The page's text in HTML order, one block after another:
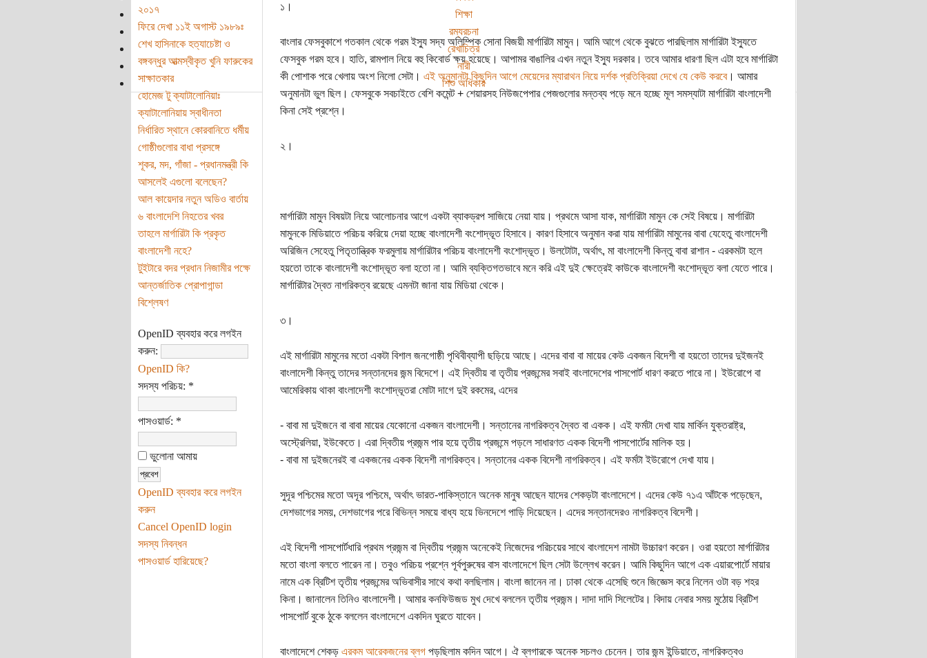
শিক্ষা
রম্যরচনা
রেখাচিত্র
নারী
শিশু অধিকার
২০১৭
ফিরে দেখা ১১ই অগাস্ট ১৯৮৯ঃ
শেখ হাসিনাকে হত্যাচেষ্টা ও
বঙ্গবন্ধুর আত্মস্বীকৃত খুনি ফারুকের
সাক্ষাতকার
হোমেজ টু ক্যাটালোনিয়াঃ
ক্যাটালোনিয়ায় স্বাধীনতা
নির্ধারিত স্থানে কোরবানিতে ধর্মীয়
গোষ্ঠীগুলোর বাধা প্রসঙ্গে
শূকর, মদ, গাঁজা - প্রধানমন্ত্রী কি
আসলেই এগুলো বলেছেন?
আল কায়েদার নতুন অডিও বার্তায়
৬ বাংলাদেশি নিহতের খবর
তাহলে মার্গারিটা কি প্রকৃত
বাংলাদেশী নহে?
টুইটারে বদর প্রধান নিজামীর পক্ষে
আন্তর্জাতিক প্রোপাগান্ডা
বিশ্লেষণ
OpenID ব্যবহার করে লগইন
করুন:
OpenID কি?
সদস্য পরিচয়: *
পাসওয়ার্ড: *
ভুলোনা আমায়
OpenID ব্যবহার করে লগইন
করুন
Cancel OpenID login
সদস্য নিবন্ধন
পাসওয়ার্ড হারিয়েছে?
১।
বাংলার ফেসবুকাশে গতকাল থেকে গরম ইস্যু সদ্য অলিম্পিক সোনা বিজয়ী মার্গারিটা মামুন। আমি আগে থেকে বুঝতে পারছিলাম মার্গারিটা ইস্যুতে
ফেসবুক গরম হবে। হাতি, রামপাল নিয়ে বহু কিবোর্ড ক্ষয় হয়েছে। আপামর বাঙালির এখন নতুন ইস্যু দরকার। তবে আমার ধারণা ছিল এটা হবে মার্গারিটা
কী পোশাক পরে খেলায় অংশ নিলো সেটা। এই অনুমানটা কিছুদিন আগে মেয়েদের ম্যারাথন নিয়ে দর্শক প্রতিক্রিয়া দেখে যে কেউ করবে। আমার
অনুমানটা ভুল ছিল। ফেসবুকে সবচাইতে বেশি কমেন্ট + শেয়ারসহ নিউজপেপার পেজগুলোর মন্তব্য পড়ে মনে হচ্ছে মূল সমস্যাটা মার্গারিটা বাংলাদেশী
কিনা সেই প্রশ্নে।
২।
মার্গারিটা মামুন বিষয়টা নিয়ে আলোচনার আগে একটা ব্যাকড্রপ সাজিয়ে নেয়া যায়। প্রথমে আসা যাক, মার্গারিটা মামুন কে সেই বিষয়ে। মার্গারিটা
মামুনকে মিডিয়াতে পরিচয় করিয়ে দেয়া হচ্ছে বাংলাদেশী বংশোদ্ভূত হিসাবে। কারণ হিসাবে অনুমান করা যায় মার্গারিটা মামুনের বাবা যেহেতু বাংলাদেশী
অরিজিন সেহেতু পিতৃতান্ত্রিক ফরমুলায় মার্গারিটার পরিচয় বাংলাদেশী বংশোদ্ভূত। উলটোটা, অর্থাৎ, মা বাংলাদেশী কিন্তু বাবা রাশান - এরকমটা হলে
হয়তো তাকে বাংলাদেশী বংশোদ্ভূত বলা হতো না। আমি ব্যক্তিগতভাবে মনে করি এই দুই ক্ষেত্রেই কাউকে বাংলাদেশী বংশোদ্ভূত বলা যেতে পারে।
মার্গারিটার দ্বৈত নাগরিকত্ব রয়েছে এমনটা জানা যায় মিডিয়া থেকে।
৩।
এই মার্গারিটা মামুনের মতো একটা বিশাল জনগোষ্ঠী পৃথিবীব্যাপী ছড়িয়ে আছে। এদের বাবা বা মায়ের কেউ একজন বিদেশী বা হয়তো তাদের দুইজনই
বাংলাদেশী কিন্তু তাদের সন্তানদের জন্ম বিদেশে। এই দ্বিতীয় বা তৃতীয় প্রজন্মের সবাই বাংলাদেশের পাসপোর্ট ধারণ করতে পারে না। ইউরোপে বা
আমেরিকায় থাকা বাংলাদেশী বংশোদ্ভূতরা মোটা দাগে দুই রকমের, এদের
- বাবা মা দুইজনে বা বাবা মায়ের যেকোনো একজন বাংলাদেশী। সন্তানের নাগরিকত্ব দ্বৈত বা একক। এই ফর্মটা দেখা যায় মার্কিন যুক্তরাষ্ট্র,
অস্ট্রেলিয়া, ইউকেতে। এরা দ্বিতীয় প্রজন্ম পার হয়ে তৃতীয় প্রজন্মে পড়লে সাধারণত একক বিদেশী পাসপোর্টের মালিক হয়।
- বাবা মা দুইজনেরই বা একজনের একক বিদেশী নাগরিকত্ব। সন্তানের একক বিদেশী নাগরিকত্ব। এই ফর্মটা ইউরোপে দেখা যায়।
সুদূর পশ্চিমের মতো অদূর পশ্চিমে, অর্থাৎ ভারত-পাকিস্তানে অনেক মানুষ আছেন যাদের শেকড়টা বাংলাদেশে। এদের কেউ ৭১এ আঁটকে পড়েছেন,
দেশভাগের সময়, দেশভাগের পরে বিভিন্ন সময়ে বাধ্য হয়ে ভিনদেশে পাড়ি দিয়েছেন। এদের সন্তানদেরও নাগরিকত্ব বিদেশী।
এই বিদেশী পাসপোর্টধারি প্রথম প্রজন্ম বা দ্বিতীয় প্রজন্ম অনেকেই নিজেদের পরিচয়ের সাথে বাংলাদেশ নামটা উচ্চারণ করেন। ওরা হয়তো মার্গারিটার
মতো বাংলা বলতে পারেন না। তবুও পরিচয় প্রশ্নে পূর্বপুরুষের বাস বাংলাদেশে ছিল সেটা উল্লেখ করেন। আমি কিছুদিন আগে এক এয়ারপোর্টে মায়ার
নামে এক ব্রিটিশ তৃতীয় প্রজন্মের অভিবাসীর সাথে কথা বলছিলাম। বাংলা জানেন না। ঢাকা থেকে এসেছি শুনে জিজ্ঞেস করে নিলেন ওটা বড় শহর
কিনা। জানালেন তিনিও বাংলাদেশী। আমার কনফিউজড মুখ দেখে বললেন তৃতীয় প্রজন্ম। দাদা দাদি সিলেটের। বিদায় নেবার সময় মুঠোয় ব্রিটিশ
পাসপোর্ট বুকে ঠুকে বললেন বাংলাদেশে একদিন ঘুরতে যাবেন।
বাংলাদেশে শেকড় এরকম আরেকজনের ব্লগপড়ছিলাম কদিন আগে। ঐ ব্লগারকে অনেক সচলও চেনেন। তার জন্ম ইন্ডিয়াতে, নাগরিকত্বও